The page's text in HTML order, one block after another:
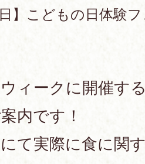
について
化について
教室
教室
室
日】こどもの日体験
ィークに開催す
内です！
て実際に食に関